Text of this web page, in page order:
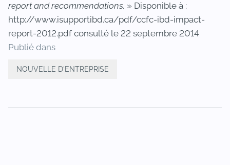
report and recommendations. » Disponible à :
http://www.isupportibd.ca/pdf/ccfc-ibd-impact-
report-2012.pdf consulté le 22 septembre 2014
Publié dans
NOUVELLE D'ENTREPRISE